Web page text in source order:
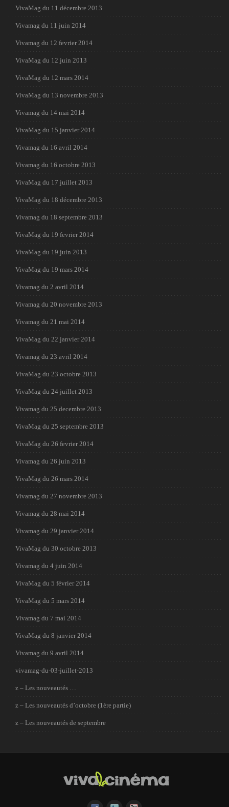
VivaMag du 11 décembre 2013
Vivamag du 11 juin 2014
Vivamag du 12 fevrier 2014
VivaMag du 12 juin 2013
VivaMag du 12 mars 2014
VivaMag du 13 novembre 2013
Vivamag du 14 mai 2014
VivaMag du 15 janvier 2014
Vivamag du 16 avril 2014
Vivamag du 16 octobre 2013
VivaMag du 17 juillet 2013
VivaMag du 18 décembre 2013
Vivamag du 18 septembre 2013
VivaMag du 19 fevrier 2014
VivaMag du 19 juin 2013
VivaMag du 19 mars 2014
Vivamag du 2 avril 2014
Vivamag du 20 novembre 2013
Vivamag du 21 mai 2014
VivaMag du 22 janvier 2014
Vivamag du 23 avril 2014
VivaMag du 23 octobre 2013
VivaMag du 24 juillet 2013
Vivamag du 25 decembre 2013
VivaMag du 25 septembre 2013
VivaMag du 26 fevrier 2014
Vivamag du 26 juin 2013
VivaMag du 26 mars 2014
Vivamag du 27 novembre 2013
Vivamag du 28 mai 2014
Vivamag du 29 janvier 2014
VivaMag du 30 octobre 2013
Vivamag du 4 juin 2014
VivaMag du 5 février 2014
VivaMag du 5 mars 2014
Vivamag du 7 mai 2014
VivaMag du 8 janvier 2014
Vivamag du 9 avril 2014
vivamag-du-03-juillet-2013
z – Les nouveautés …
z – Les nouveautés d’octobre (1ère partie)
z – Les nouveautés de septembre